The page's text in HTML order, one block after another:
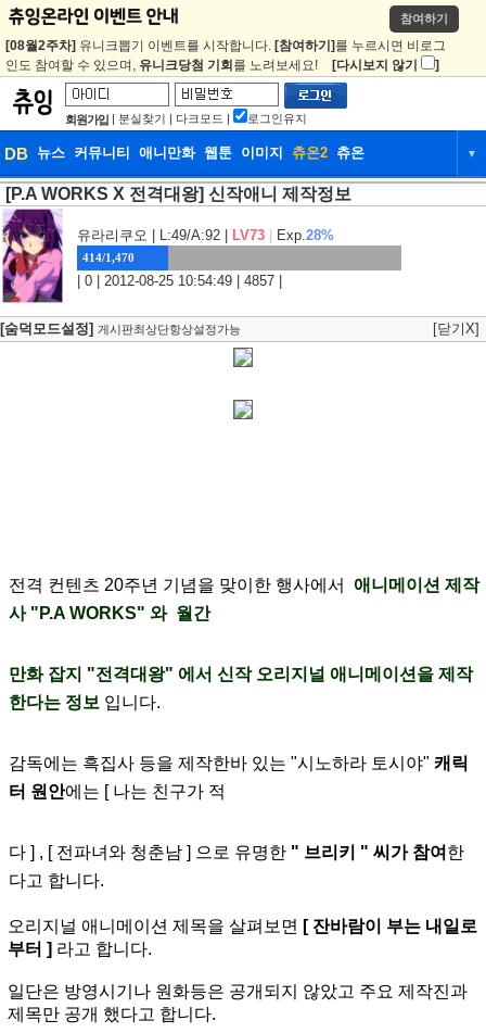
참여하기
[08월2주차] 유니크뽑기 이벤트를 시작합니다. [참여하기] 를 누르시면 비로그
인도 참여할 수 있으며, 유니크당첨 기회 를 노려보세요! [다시보지 않기 ]
회원가입 | 분실찾기 | 다크모드 | 로그인유지
DB 뉴스 커뮤니티 애니만화 웹툰 이미지 츄온2 츄온 ▼
DB 뉴스 커뮤니티
웹툰 이미지 츄온2
[P.A WORKS X 전격대왕] 신작애니 제작정보
유라리쿠오 | L:49/A:92 | LV73 Exp.28%
414/1,470
| 0 | 2012-08-25 10:54:49 | 4857 |
[숨덕모드설정] 게시판최상단항상설정가능 [닫기X]
전격 컨텐츠 20주년 기념을 맞이한 행사에서 애니메이션 제작
사 "P.A WORKS" 와 월간
만화 잡지 "전격대왕" 에 서 신작 오리지널 애니메이션을 제작
한다는 정보 입니다.
감독에는 흑집사 등을 제작한바 있는 "시노하라 토시야" 캐릭
터 원안에는 [ 나는 친구가 적
다 ] , [ 전파녀와 청춘남 ] 으로 유명한" 브리키 " 씨가 참여 한
다고 합니다.
오리지널 애니메이션 제목을 살펴보면 [ 잔바람이 부는 내일로
부터 ] 라고 합니다.
일단은 방영시기나 원화등은 공개되지 않았고 주요 제작진과
제목만 공개 했다고 합니다.